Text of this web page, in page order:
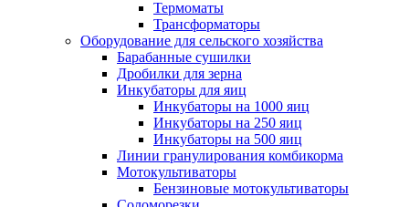
Термоматы
Трансформаторы
Оборудование для сельского хозяйства
Барабанные сушилки
Дробилки для зерна
Инкубаторы для яиц
Инкубаторы на 1000 яиц
Инкубаторы на 250 яиц
Инкубаторы на 500 яиц
Линии гранулирования комбикорма
Мотокультиваторы
Бензиновые мотокультиваторы